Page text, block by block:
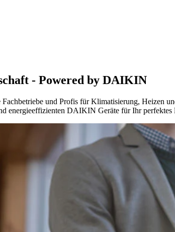
- Powered by DAIKIN
Fachbetriebe und Profis für Klimatisierung, Heizen
energieeffizienten DAIKIN Geräte für Ihr perfektes